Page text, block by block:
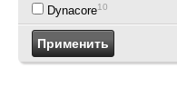
Dynacore10